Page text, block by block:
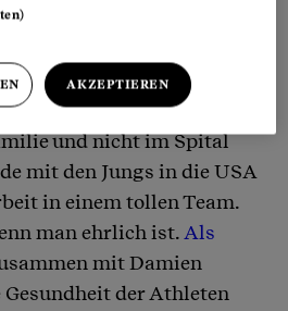
in Pristina, beim Spiel
feststand,
den nächsten Sommer
und nicht im Spital
mit den Jungs in die USA
in einem tollen Team.
man ehrlich ist.Als
mit Damien
Gesundheit der Athleten
AKZEPTIEREN